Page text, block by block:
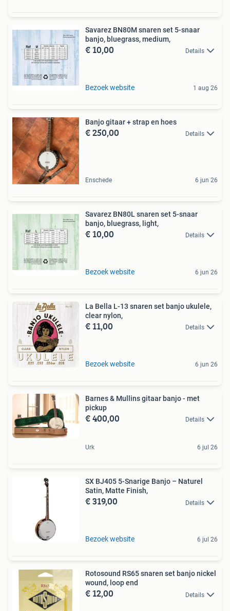
Savarez BN80M snaren set 5-snaar
banjo, bluegrass, medium,
€ 10,00 Details
Bezoek website 1 aug 26
Banjo gitaar + strap en hoes
€ 250,00 Details
Enschede 6 jun 26
Savarez BN80L snaren set 5-snaar
banjo, bluegrass, light,
€ 10,00 Details
Bezoek website 6 jun 26
La Bella L-13 snaren set banjo ukulele,
clear nylon,
€ 11,00 Details
Bezoek website 6 jun 26
Barnes & Mullins gitaar banjo - met
pickup
€ 400,00 Details
Urk 6 jul 26
SX BJ405 5-Snarige Banjo – Naturel
Satin, Matte Finish,
€ 319,00 Details
Bezoek website 6 jul 26
Rotosound RS65 snaren set banjo nickel
wound, loop end
€ 12,00 Details